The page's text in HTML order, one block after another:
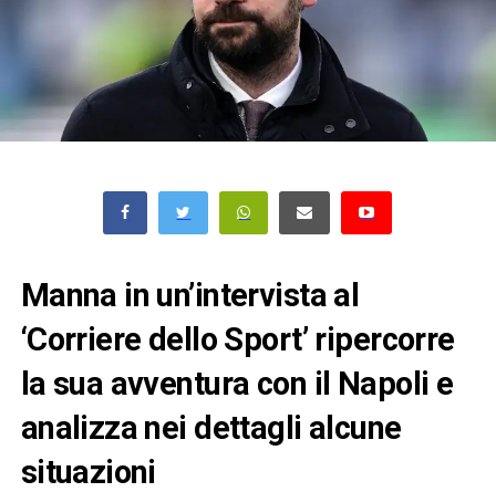
Manna in un’intervista al
‘Corriere dello Sport’ ripercorre
la sua avventura con il Napoli e
analizza nei dettagli alcune
situazioni